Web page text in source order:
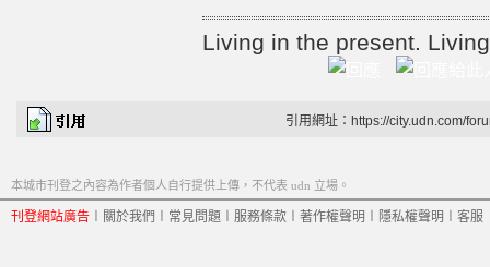
Living in the present.
引用網址：https://city.udn.com/
本城市刊登之內容為作者個人自行提供上傳，不代表 udn 立場。
刊登網站廣告 關於我們 常見問題 服務條款 著作權聲明 隱私權聲明 客服